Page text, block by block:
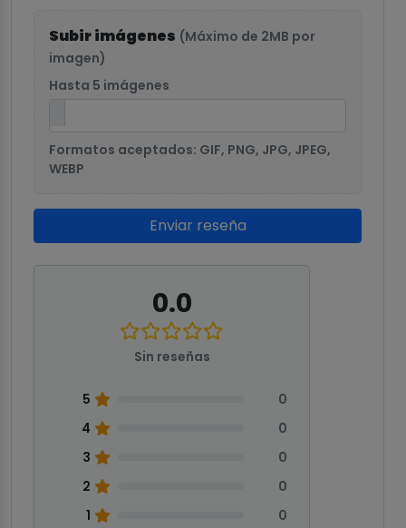
Subir imágenes (Máximo de 2MB por
imagen)
Hasta 5 imágenes
Formatos aceptados: GIF, PNG, JPG, JPEG,
WEBP
Enviar reseña
0.0
Sin reseñas
5
0
4
0
3
0
2
0
1
0